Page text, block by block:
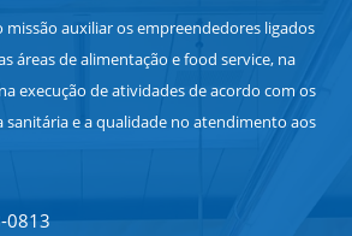
auxiliar os empreendedores ligados
áreas de alimentação e food service, na
execução de atividades de acordo com os
sanitária e a qualidade no atendimento aos
0813